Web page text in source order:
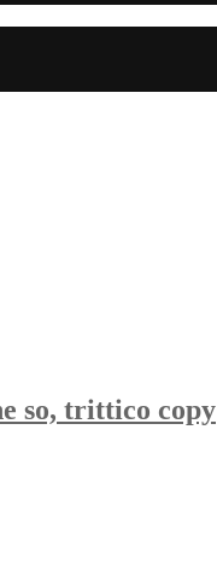
so, trittico copy